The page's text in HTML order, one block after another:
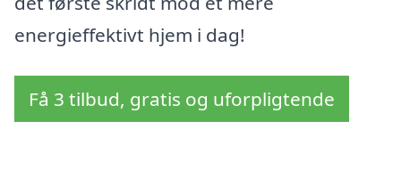
energieffektivt hjem i dag!
Få 3 tilbud, gratis og uforpligtende